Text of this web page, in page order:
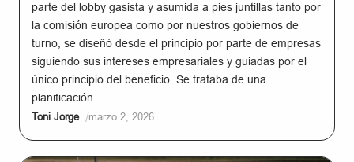
parte del lobby gasista y asumida a pies juntillas tanto por
la comisión europea como por nuestros gobiernos de
turno, se diseñó desde el principio por parte de empresas
siguiendo sus intereses empresariales y guiadas por el
único principio del beneficio. Se trataba de una
planificación…
Toni Jorge /marzo 2, 2026